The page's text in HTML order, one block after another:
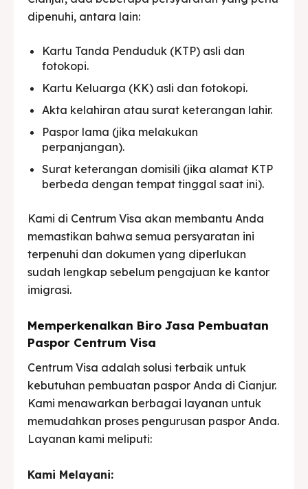
dipenuhi, antara lain:
Kartu Tanda Penduduk (KTP) asli dan
fotokopi.
Kartu Keluarga (KK) asli dan fotokopi.
Akta kelahiran atau surat keterangan lahir.
Paspor lama (jika melakukan
perpanjangan).
Surat keterangan domisili (jika alamat KTP
berbeda dengan tempat tinggal saat ini).
Kami di Centrum Visa akan membantu Anda
memastikan bahwa semua persyaratan ini
terpenuhi dan dokumen yang diperlukan
sudah lengkap sebelum pengajuan ke kantor
imigrasi.
Memperkenalkan Biro Jasa Pembuatan
Paspor Centrum Visa
Centrum Visa adalah solusi terbaik untuk
kebutuhan pembuatan paspor Anda di Cianjur.
Kami menawarkan berbagai layanan untuk
memudahkan proses pengurusan paspor Anda.
Layanan kami meliputi:
Kami Melayani: